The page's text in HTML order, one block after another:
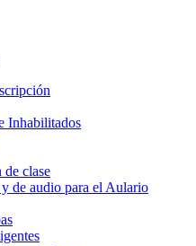
Inhabilitados
de clase
de audio para el Aulario